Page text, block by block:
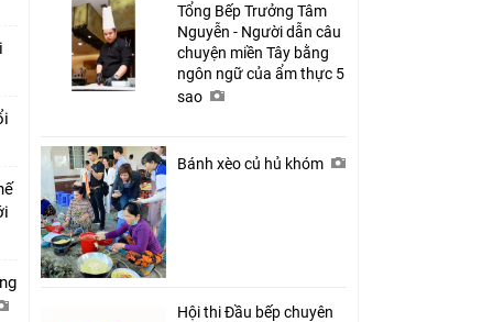
Tổng Bếp Trưởng Tâm
Nguyễn - Người dẫn câu
chuyện miền Tây bằng
ngôn ngữ của ẩm thực 5
sao
Bánh xèo củ hủ khóm
Hội thi Đầu bếp chuyên